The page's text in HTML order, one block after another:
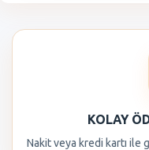
KOLAY
Nakit veya kredi kartı ile